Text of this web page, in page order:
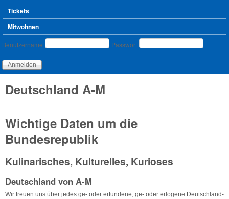
Tickets
Mitwohnen
Benutzeranmeldung
Benutzername Passwort
Deutschland A-M
Wichtige Daten um die
Bundesrepublik
Kulinarisches, Kulturelles, Kurioses
Deutschland von A-M
Wir freuen uns über jedes ge- oder erfundene, ge- oder erlogene Deutschland-